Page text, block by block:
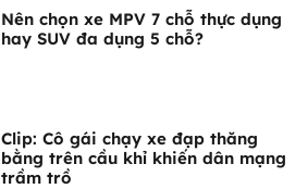
Nên chọn xe MPV 7 chỗ thực dụng
hay SUV đa dụng 5 chỗ?
Clip: Cô gái chạy xe đạp thăng
bằng trên cầu khỉ khiến dân mạng
trầm trồ